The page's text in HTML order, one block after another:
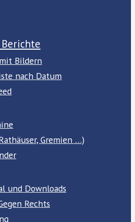
Bildern
nach Datum
Gremien …)
und Downloads
Rechts